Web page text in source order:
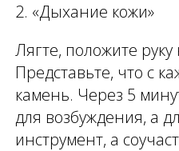
2. «Дыхание кожи»
Лягте, положите
Представьте, что с
камень. Через 5
для возбуждения, а
инструмент, а